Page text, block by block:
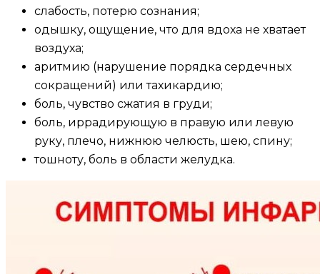
слабость, потерю сознания;
одышку, ощущение, что для вдоха не хватает
воздуха;
аритмию (нарушение порядка сердечных
сокращений) или тахикардию;
боль, чувство сжатия в груди;
боль, иррадирующую в правую или левую
руку, плечо, нижнюю челюсть, шею, спину;
тошноту, боль в области желудка.